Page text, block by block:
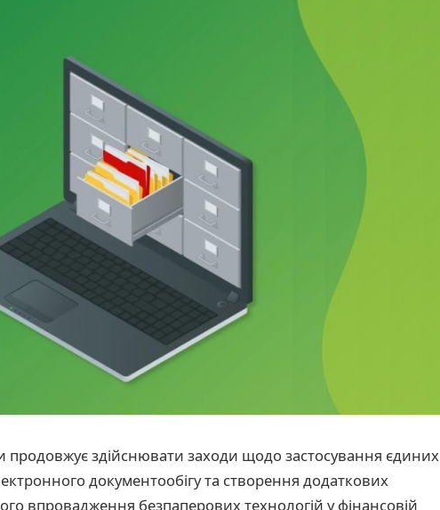
продовжує здійснювати заходи щодо застосування єдиних
документообігу та створення додаткових
впровадження безпаперових технологій у фінансовій